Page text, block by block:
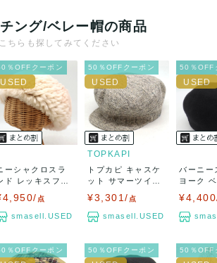
ング/ベレー帽の商品
こちらも探してみてください
％OFFクーポン
ーシャクロスラ
ド レッキスファ
ベレー帽 グ...
点
smasell.USED
50％OFFクーポン
TOPKAPI
トプカピ キャスケ
ット サマーツイー
ド キャップ ...
¥3,301/ 点
smasell.USED
50％OFF
バーニー
ヨーク
子 ブラ
％OFFクーポン 50％OFFクーポン 50％OFF